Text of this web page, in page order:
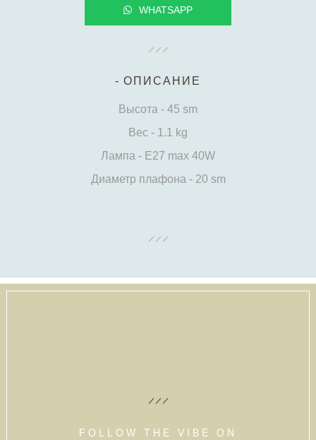
WHATSAPP
ОПИСАНИЕ
Высота - 45 sm
Вес - 1.1 kg
Лампа - E27 max 40W
Диаметр плафона - 20 sm
FOLLOW THE VIBE ON